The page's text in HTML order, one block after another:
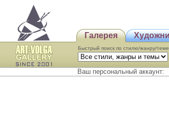
Галерея
Быстрый поиск по стилю/жанру/теме
Ваш персональный аккаунт: